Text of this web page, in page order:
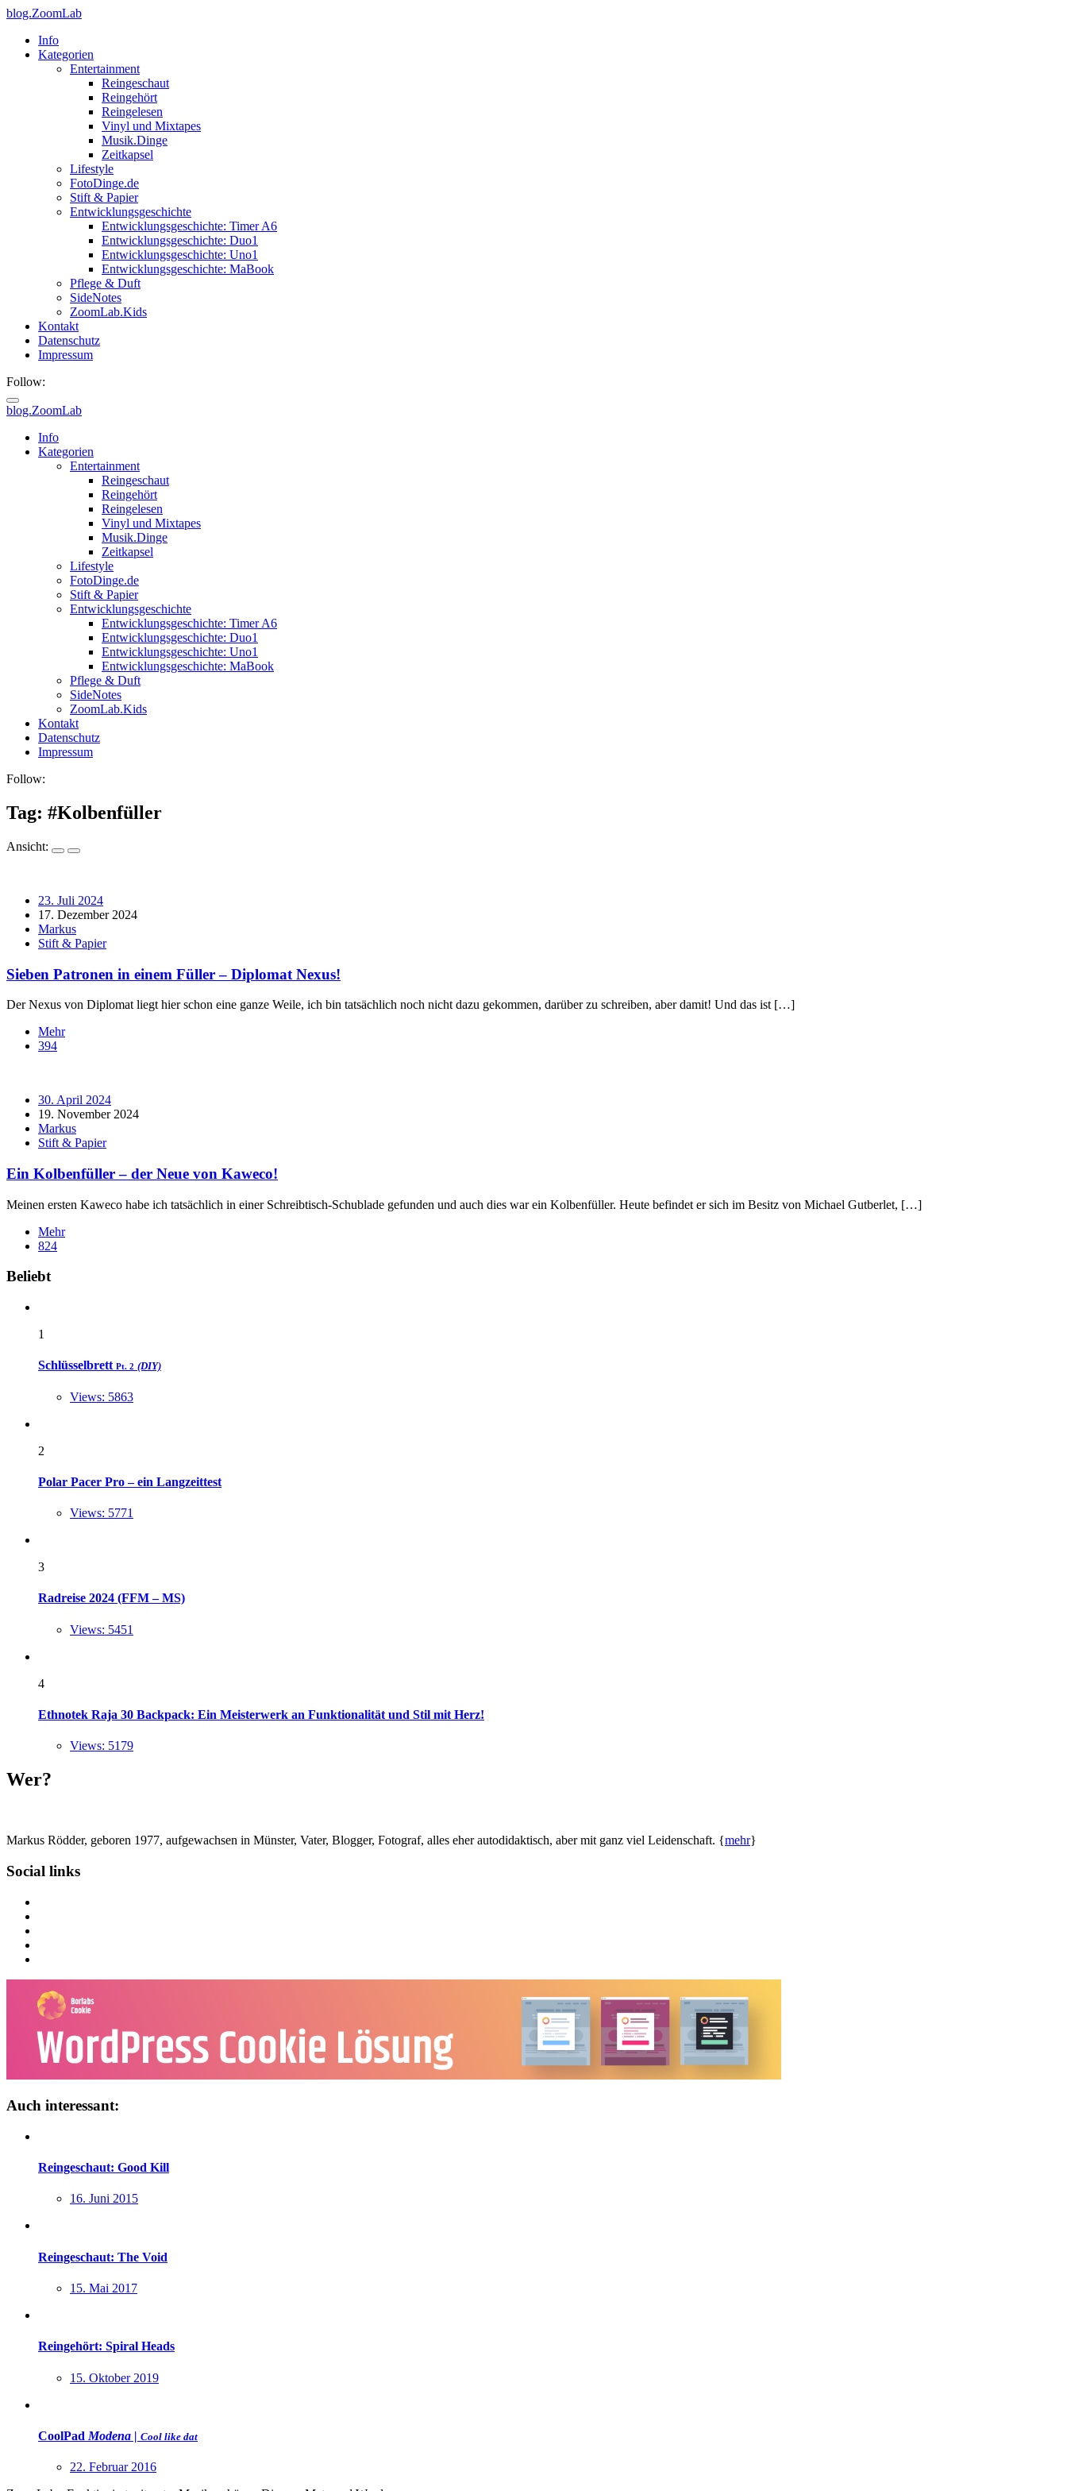
blog.ZoomLab
Info
Kategorien
Entertainment
Reingeschaut
Reingehört
Reingelesen
Vinyl und Mixtapes
Musik.Dinge
Zeitkapsel
Lifestyle
FotoDinge.de
Stift & Papier
Entwicklungsgeschichte
Entwicklungsgeschichte: Timer A6
Entwicklungsgeschichte: Duo1
Entwicklungsgeschichte: Uno1
Entwicklungsgeschichte: MaBook
Pflege & Duft
SideNotes
ZoomLab.Kids
Kontakt
Datenschutz
Impressum
Follow:
blog.ZoomLab
ZoomLab
Info
Kategorien
Entertainment
Reingeschaut
Reingehört
Reingelesen
Vinyl und Mixtapes
Musik.Dinge
Zeitkapsel
Lifestyle
FotoDinge.de
Stift & Papier
Entwicklungsgeschichte
Entwicklungsgeschichte: Timer A6
Entwicklungsgeschichte: Duo1
Entwicklungsgeschichte: Uno1
Entwicklungsgeschichte: MaBook
Pflege & Duft
SideNotes
ZoomLab.Kids
Kontakt
Datenschutz
Impressum
Follow:
Tag: #Kolbenfüller
Ansicht:
23. Juli 2024
17. Dezember 2024
Markus
Stift & Papier
Sieben Patronen in einem Füller – Diplomat Nexus!
Der Nexus von Diplomat liegt hier schon eine ganze Weile, ich bin tatsächlich noch nicht dazu gekommen, darüber zu schreiben, aber damit! Und das ist […]
Mehr
394
30. April 2024
19. November 2024
Markus
Stift & Papier
Ein Kolbenfüller – der Neue von Kaweco!
Meinen ersten Kaweco habe ich tatsächlich in einer Schreibtisch-Schublade gefunden und auch dies war ein Kolbenfüller. Heute befindet er sich im Besitz von Michael Gutberlet, […]
Mehr
824
Widgets
Beliebt
1
Schlüsselbrett Pt. 2 (DIY)
Views: 5863
2
Polar Pacer Pro – ein Langzeittest
Views: 5771
3
Radreise 2024 (FFM – MS)
Views: 5451
4
Ethnotek Raja 30 Backpack: Ein Meisterwerk an Funktionalität und Stil mit Herz!
Views: 5179
Wer?
Markus Rödder, geboren 1977, aufgewachsen in Münster, Vater, Blogger, Fotograf, alles eher autodidaktisch, aber mit ganz viel Leidenschaft. {mehr}
Social links
Auch interessant:
Reingeschaut: Good Kill
16. Juni 2015
Reingeschaut: The Void
15. Mai 2017
Reingehört: Spiral Heads
15. Oktober 2019
CoolPad Modena | Cool like dat
22. Februar 2016